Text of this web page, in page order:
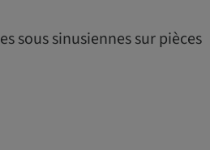
sous sinusiennes sur pièces